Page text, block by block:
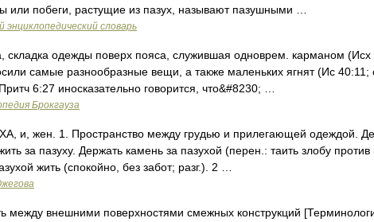
или побеги, растущие из пазух, называют пазушными …
энциклопедический словарь
складка одежды поверх пояса, служившая одноврем. карманом
самые разнообразные вещи, а также маленьких ягнят (Ис 40:11;
6:27 иносказательно говорится, что&#8230; …
Брокгауза
и, жен. 1. Пространство между грудью и прилегающей одеждой.
за пазуху. Держать камень за пазухой (перен.: таить злобу против
жить (спокойно, без забот; разг.). 2 …
между внешними поверхностями смежных конструкций